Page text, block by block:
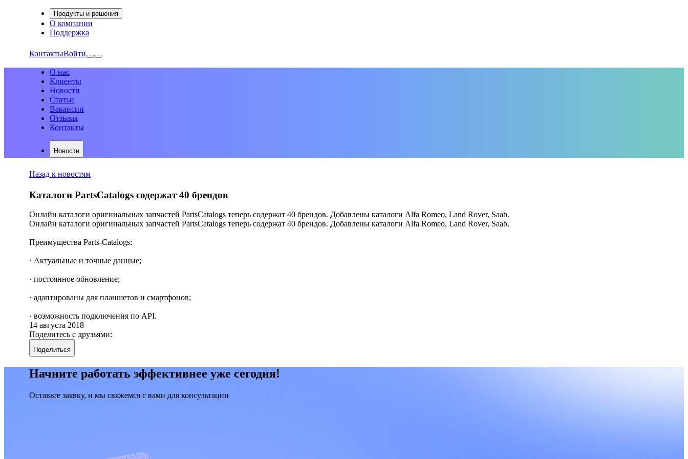
Продукты и решения
О компании
Поддержка
КонтактыВойти
О нас
Клиенты
Новости
Статьи
Вакансии
Отзывы
Контакты
Новости
Назад к новостям
Каталоги PartsCatalogs содержат 40 брендов
Онлайн каталоги оригинальных запчастей PartsCatalogs теперь содержат 40 брендов. Добавлены каталоги Alfa Romeo, Land Rover, Saab.
Онлайн каталоги оригинальных запчастей PartsCatalogs теперь содержат 40 брендов. Добавлены каталоги Alfa Romeo, Land Rover, Saab.
Преимущества Parts-Catalogs:
· Актуальные и точные данные;
· постоянное обновление;
· адаптированы для планшетов и смартфонов;
· возможность подключения по API.
14 августа 2018
Поделитесь с друзьями:
Поделиться
Начните работать эффективнее уже сегодня!
Оставьте заявку, и мы свяжемся с вами для консультации